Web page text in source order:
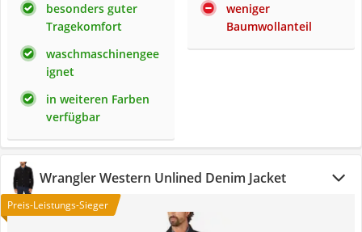
besonders guter
Tragekomfort
waschmaschinengee
ignet
in weiteren Farben
verfügbar
weniger
Baumwollanteil
Wrangler Western Unlined Denim Jacket
Preis-Leistungs-Sieger